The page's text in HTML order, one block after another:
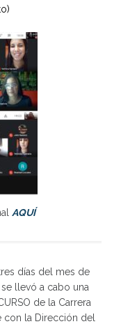
AQUÍ
días del mes de
llevó a cabo una
de la Carrera
con la Dirección del